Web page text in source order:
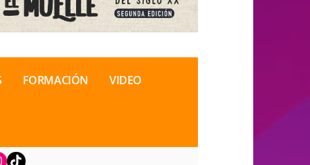
FORMACIÓN VIDEO
TikTok